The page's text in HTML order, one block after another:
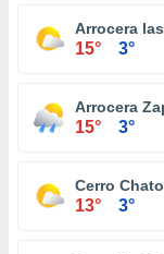
Arrocera
15° 3°
Arrocera
15° 3°
Cerro Chato
13° 3°